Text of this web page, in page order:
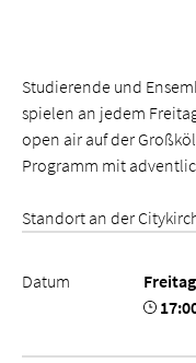
Studierende und
spielen an jedem
open air auf der
Programm mit
Standort an der
Datum